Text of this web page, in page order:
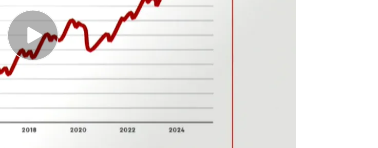
de la década: ¿qué
21 millones de afiliadosa
en Noticias Cuatro,